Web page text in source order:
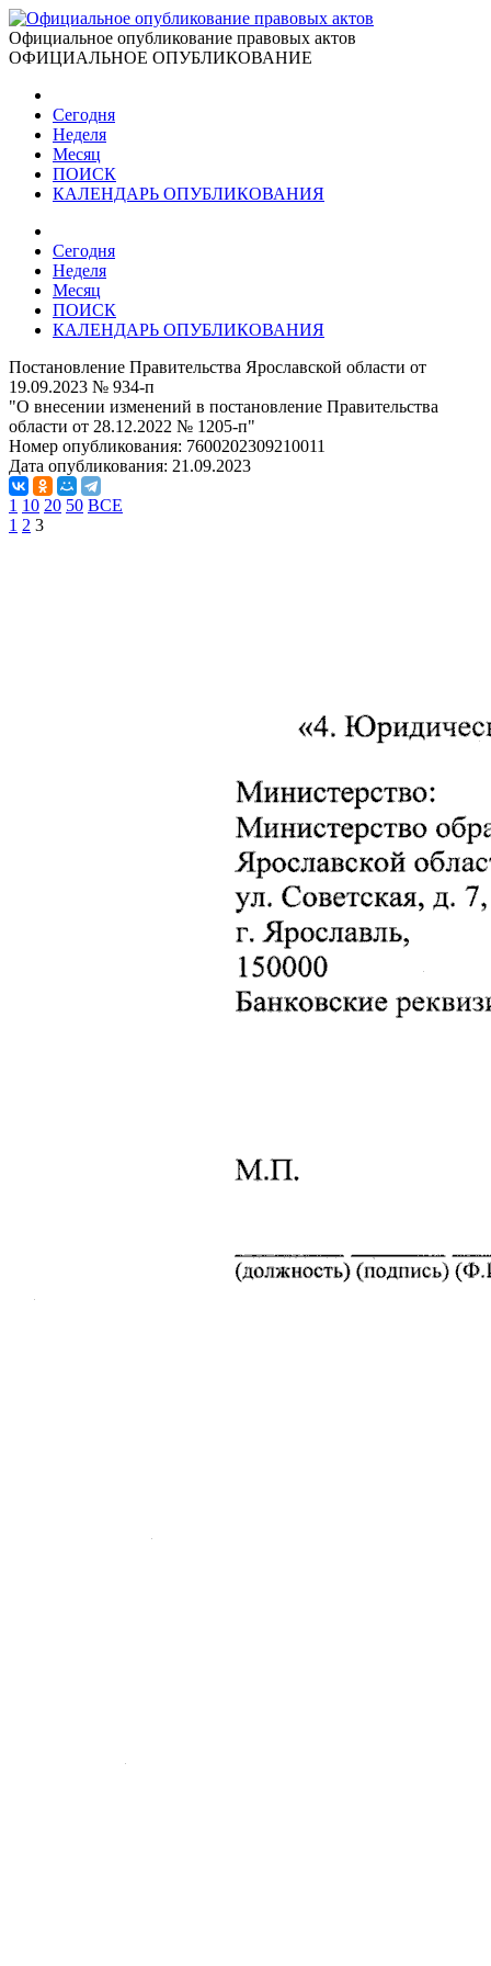
Официальное опубликование правовых актов
ОФИЦИАЛЬНОЕ ОПУБЛИКОВАНИЕ
Сегодня
Неделя
Месяц
ПОИСК
КАЛЕНДАРЬ ОПУБЛИКОВАНИЯ
Сегодня
Неделя
Месяц
ПОИСК
КАЛЕНДАРЬ ОПУБЛИКОВАНИЯ
Постановление Правительства Ярославской области от
19.09.2023 № 934-п
"О внесении изменений в постановление Правительства
области от 28.12.2022 № 1205-п"
Номер опубликования: 7600202309210011
Дата опубликования: 21.09.2023
1 10 20 50 ВСЕ
1 2 3